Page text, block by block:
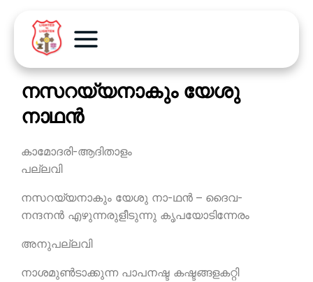
നസറയ്യനാകും യേശു
നാഥന്‍
കാമോദരി-ആദിതാളം
പല്ലവി
നസറയ്യനാകും യേശു നാ-ഥന്‍ – ദൈവ-
നന്ദനന്‍ എഴുന്നരുളീടുന്നു കൃപയോടിന്നേരം
അനുപല്ലവി
നാശമുണ്‍ടാക്കുന്ന പാപനഷ്ട കഷ്ടങ്ങളകറ്റി